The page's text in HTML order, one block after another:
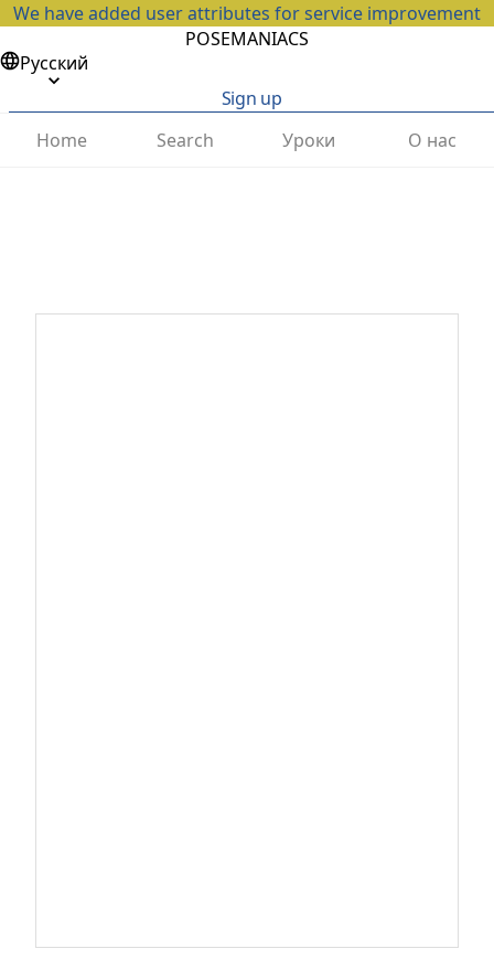
We have added user attributes for service improvement
POSEMANIACS
Русский
Sign up
Home
Search Уроки О нас